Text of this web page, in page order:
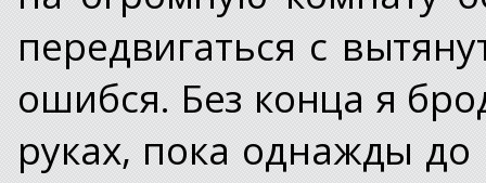
передвигаться с
ошибся. Без конца я
руках, пока однажды